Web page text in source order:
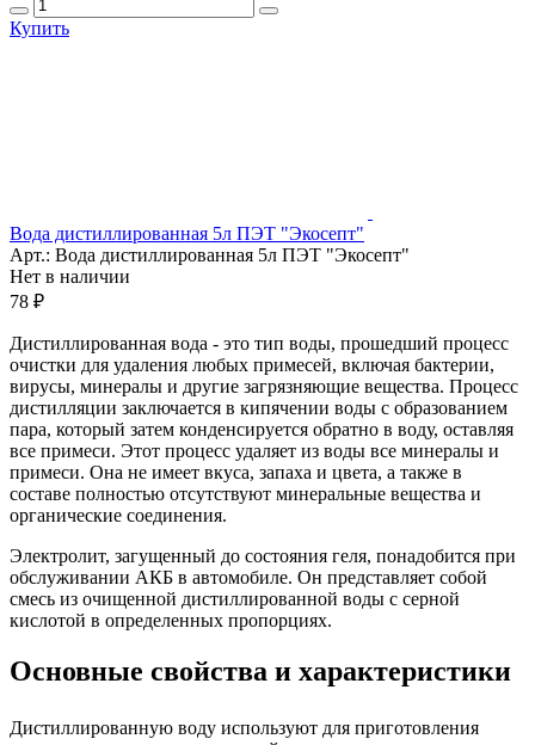
Купить
Вода дистиллированная 5л ПЭТ "Экосепт"
Арт.: Вода дистиллированная 5л ПЭТ "Экосепт"
Нет в наличии
78 ₽
Дистиллированная вода - это тип воды, прошедший процесс
очистки для удаления любых примесей, включая бактерии,
вирусы, минералы и другие загрязняющие вещества. Процесс
дистилляции заключается в кипячении воды с образованием
пара, который затем конденсируется обратно в воду, оставляя
все примеси. Этот процесс удаляет из воды все минералы и
примеси. Она не имеет вкуса, запаха и цвета, а также в
составе полностью отсутствуют минеральные вещества и
органические соединения.
Электролит, загущенный до состояния геля, понадобится при
обслуживании АКБ в автомобиле. Он представляет собой
смесь из очищенной дистиллированной воды с серной
кислотой в определенных пропорциях.
Основные свойства и характеристики
Дистиллированную воду используют для приготовления